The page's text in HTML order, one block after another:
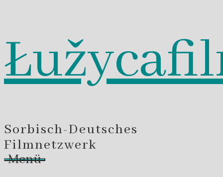
Zum
Inhalt
springen
Sorbisch-Deutsches
Filmnetzwerk
Menü